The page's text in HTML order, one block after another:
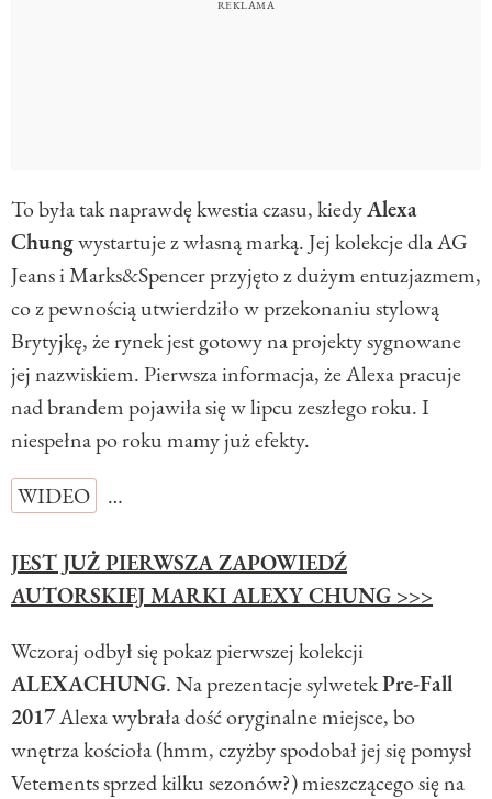
To była tak naprawdę kwestia czasu, kiedyAlexa
Chungwystartuje z własną marką. Jej kolekcje dla AG
Jeans i Marks&Spencer przyjęto z dużym entuzjazmem,
co z pewnością utwierdziło w przekonaniu stylową
Brytyjkę, że rynek jest gotowy na projekty sygnowane
jej nazwiskiem. Pierwsza informacja, że Alexa pracuje
nad brandem pojawiła się w lipcu zeszłego roku. I
niespełna po roku mamy już efekty.
WIDEO
…
JEST JUŻ PIERWSZA ZAPOWIEDŹ
AUTORSKIEJ MARKI ALEXY CHUNG >>>
Wczoraj odbył się pokaz pierwszej kolekcji
ALEXACHUNG. Na prezentacje sylwetekPre-Fall
2017Alexa wybrała dość oryginalne miejsce, bo
wnętrza kościoła (hmm, czyżby spodobał jej się pomysł
Vetements sprzed kilku sezonów?) mieszczącego się na